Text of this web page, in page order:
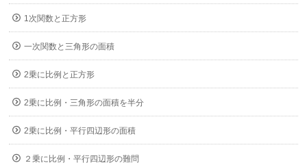
1次関数と正方形
一次関数と三角形の面積
2乗に比例と正方形
2乗に比例・三角形の面積を半分
2乗に比例・平行四辺形の面積
２乗に比例・平行四辺形の難問